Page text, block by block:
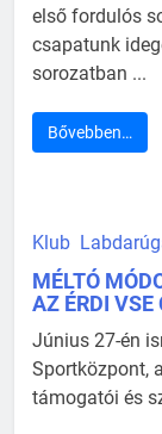
első fordulós
csapatunk
sorozatban ...
Bővebben…
Klub
MÉLTÓ
AZ ÉRDI
Június 27-én
Sportközpont,
támogatói és